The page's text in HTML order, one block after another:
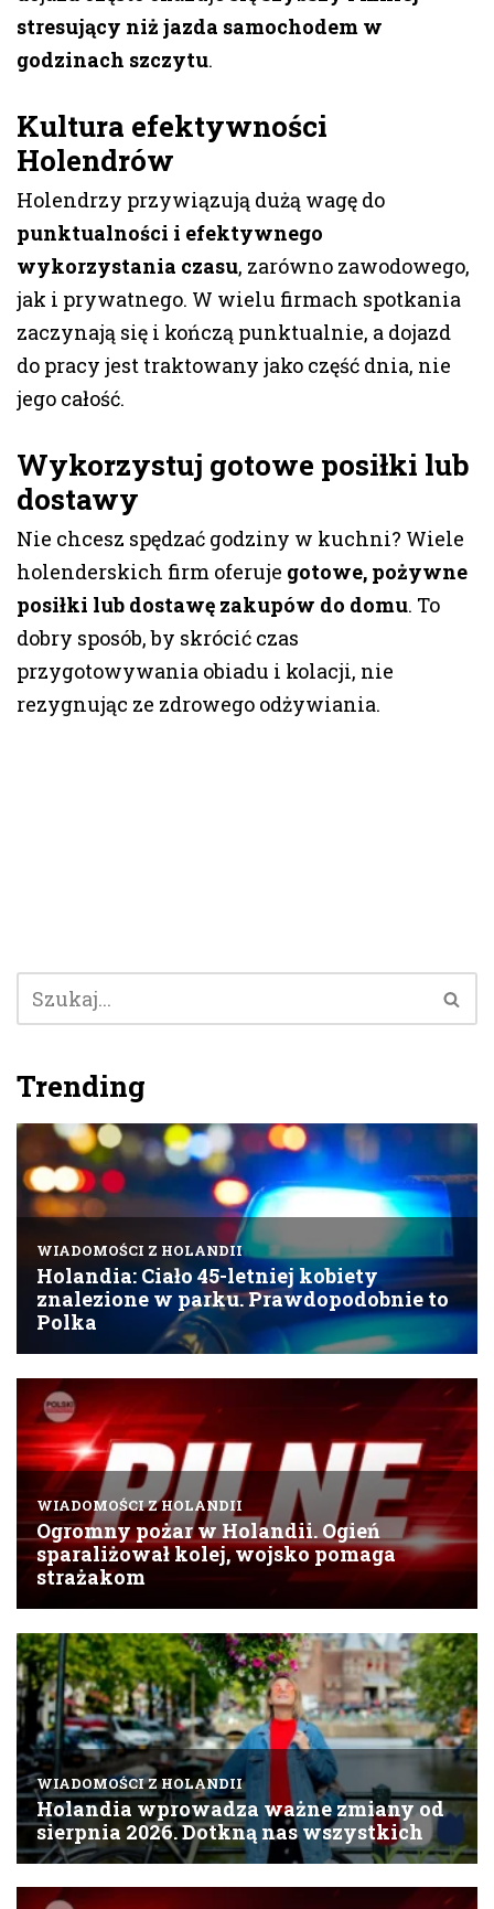
stresujący niż jazda samochodem w
godzinach szczytu.
Kultura efektywności
Holendrów
Holendrzy przywiązują dużą wagę do
punktualności i efektywnego
wykorzystania czasu, zarówno zawodowego,
jak i prywatnego. W wielu firmach spotkania
zaczynają się i kończą punktualnie, a dojazd
do pracy jest traktowany jako część dnia, nie
jego całość.
Wykorzystuj gotowe posiłki lub
dostawy
Nie chcesz spędzać godziny w kuchni? Wiele
holenderskich firm oferuje gotowe, pożywne
posiłki lub dostawę zakupów do domu. To
dobry sposób, by skrócić czas
przygotowywania obiadu i kolacji, nie
rezygnując ze zdrowego odżywiania.
Trending